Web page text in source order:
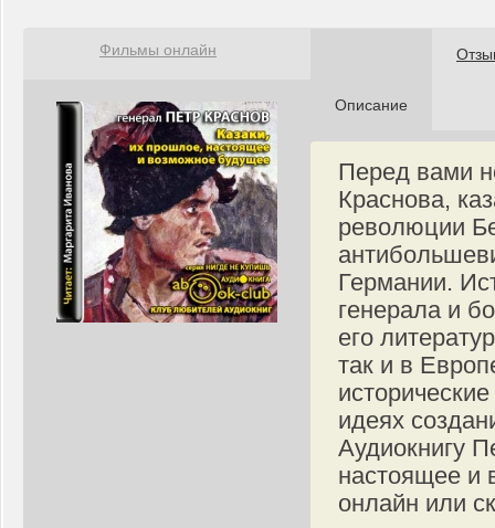
Описание
Перед вами
Краснова,
революции
Германии.
генерала и
его
так и в
идеях
Аудиокнигу
настоящее и
онлайн или
Фильмы онлайн